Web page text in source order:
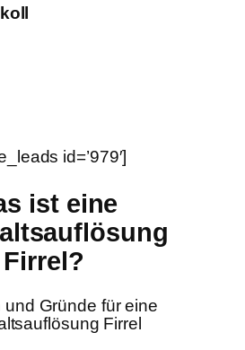
id=’979′]
ist eine
Firrel?
und Gründe für eine
Firrel